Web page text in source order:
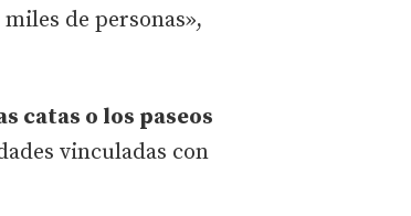
de personas»,
catas o los paseos
vinculadas con